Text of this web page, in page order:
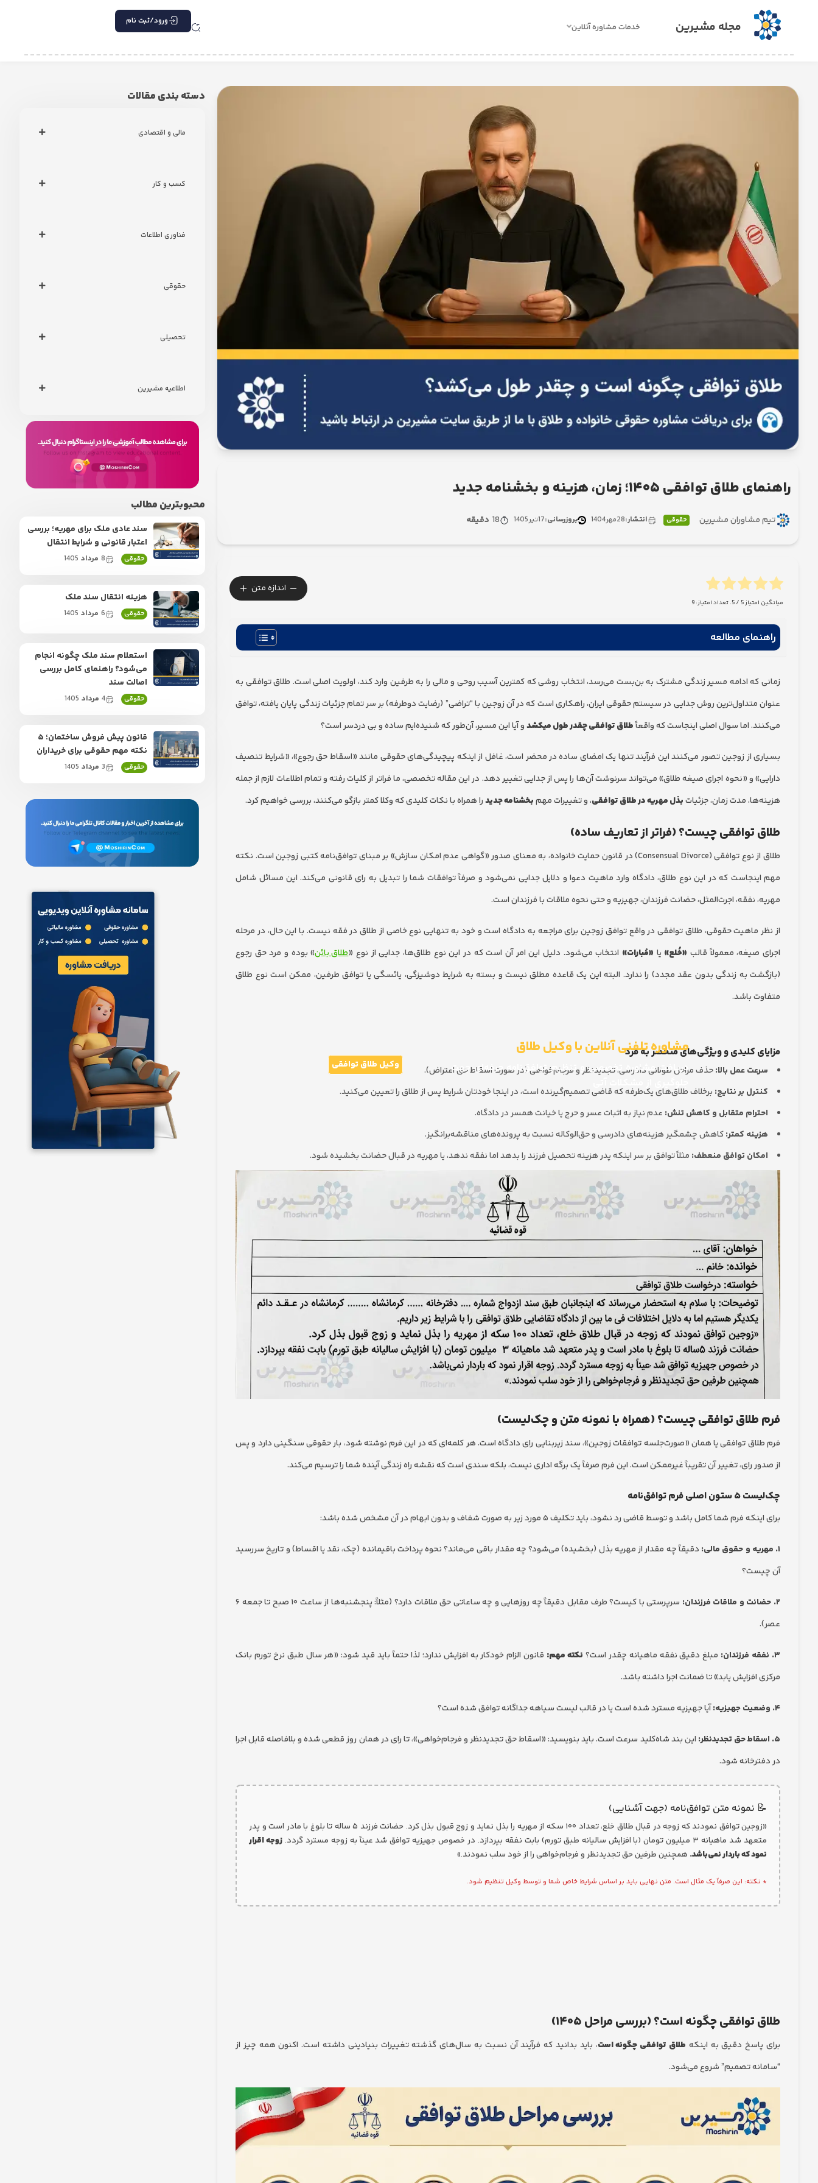
مجله مشیرین خدمات مشاوره آنلاین
آنلاین
ورود/ثبت نام
راهنمای طلاق توافقی ۱۴۰۵؛ زمان، هزینه و بخشنامه جدید
تیم مشاوران مشیرین حقوقی انتشار:28مهر1404 بروزرسانی:17تیر1405
18 دقیقه
- اندازه متن +
میانگین امتیاز5 / 5. تعداد امتیاز: 9
راهنمای مطالعه
زمانی که ادامه مسیر زندگی مشترک به بن‌بست می‌رسد، انتخاب روشی که کمترین آسیب روحی و مالی را به طرفین وارد کند، اولویت اصلی است. طلاق توافقی به
عنوان متداول‌ترین روش جدایی در سیستم حقوقی ایران، راهکاری است که در آن زوجین با “تراضی” (رضایت دوطرفه) بر سر تمام جزئیات زندگی پایان یافته، توافق
می‌کنند. اما سوال اصلی اینجاست که واقعاًطلاق توافقی چقدر طول میکشدو آیا این مسیر، آن‌طور که شنیده‌ایم ساده و بی دردسر است؟
بسیاری از زوجین تصور می‌کنند این فرآیند تنها یک امضای ساده در محضر است، غافل از اینکه پیچیدگی‌های حقوقی مانند «اسقاط حق رجوع»، «شرایط تنصیف
دارایی» و «نحوه اجرای صیغه طلاق» می‌تواند سرنوشت آن‌ها را پس از جدایی تغییر دهد. در این مقاله تخصصی، ما فراتر از کلیات رفته و تمام اطلاعات لازم از جمله
هزینه‌ها، مدت زمان، جزئیاتبذل مهریه در طلاق توافقی، و تغییرات مهمبخشنامه جدیدرا همراه با نکات کلیدی که وکلا کمتر بازگو می‌کنند، بررسی خواهیم کرد.
طلاق توافقی چیست؟ (فراتر از تعاریف ساده)
طلاق از نوع توافقی (Consensual Divorce) در قانون حمایت خانواده، به معنای صدور «گواهی عدم امکان سازش» بر مبنای توافق‌نامه کتبی زوجین است. نکته
مهم اینجاست که در این نوع طلاق، دادگاه وارد ماهیت دعوا و دلایل جدایی نمی‌شود و صرفاً توافقات شما را تبدیل به رای قانونی می‌کند. این مسائل شامل
مهریه، نفقه، اجرت‌المثل، حضانت فرزندان، جهیزیه و حتی نحوه ملاقات با فرزندان است.
از نظر ماهیت حقوقی، طلاق توافقی در واقع توافق زوجین برای مراجعه به دادگاه است و خود به تنهایی نوع خاصی از طلاق در فقه نیست. با این حال، در مرحله
اجرای صیغه، معمولاً قالب «خُلع» یا «مُبارات» انتخاب می‌شود. دلیل این امر آن است که در این نوع طلاق‌ها، جدایی از نوع «طلاق بائن» بوده و مرد حق رجوع
(بازگشت به زندگی بدون عقد مجدد) را ندارد. البته این یک قاعده مطلق نیست و بسته به شرایط دوشیزگی، یائسگی یا توافق طرفین، ممکن است نوع طلاق
متفاوت باشد.
وکیل طلاق توافقی
مشاوره تلفنی آنلاین با وکیل طلاق
دریافت مشاوره تخصصی و تنظیم توافق‌نامه حرفه‌ای جهت
مزایای کلیدی و ویژگی‌های منحصر به فرد
سرعت عمل بالا:حذف مراحل طولانی دادرسی، تجدیدنظر و فرجام‌خواهی (در صورت اسقاط حق اعتراض).
کنترل بر نتایج: برخلاف طلاق‌های یک‌طرفه که قاضی تصمیم‌گیرنده است، در اینجا خودتان شرایط پس از طلاق را تعیین می‌کنید.
احترام متقابل و کاهش تنش: عدم نیاز به اثبات عسر و حرج یا خیانت همسر در دادگاه.
هزینه کمتر:کاهش چشمگیر هزینه‌های دادرسی و حق‌الوکاله نسبت به پرونده‌های مناقشه‌برانگیز.
امکان توافق منعطف: مثلاً توافق بر سر اینکه پدر هزینه تحصیل فرزند را بدهد اما نفقه ندهد، یا مهریه در قبال حضانت بخشیده شود.
فرم طلاق توافقی چیست؟ (همراه با نمونه متن و چک‌لیست)
فرم طلاق توافقی یا همان «صورت‌جلسه توافقات زوجین»، سند زیربنایی رای دادگاه است. هر کلمه‌ای که در این فرم نوشته شود، بار حقوقی سنگینی دارد و پس
از صدور رای، تغییر آن تقریباً غیرممکن است. این فرم صرفاً یک برگه اداری نیست، بلکه سندی است که نقشه راه زندگی آینده شما را ترسیم می‌کند.
چک‌لیست ۵ ستون اصلی فرم توافق‌نامه
برای اینکه فرم شما کامل باشد و توسط قاضی رد نشود، باید تکلیف ۵ مورد زیر به صورت شفاف و بدون ابهام در آن مشخص شده باشد:
۱. مهریه و حقوق مالی:
دقیقاً چه مقدار از مهریه بذل (بخشیده) می‌شود؟ چه مقدار باقی می‌ماند؟ نحوه پرداخت باقیمانده (چک، نقد یا اقساط) و تاریخ سررسید
آن چیست؟
۲. حضانت و ملاقات فرزندان:
سرپرستی با کیست؟ طرف مقابل دقیقاً چه روزهایی و چه ساعاتی حق ملاقات دارد؟ (مثلاً: پنجشنبه‌ها از ساعت ۱۰ صبح تا جمعه ۶
عصر).
۳. نفقه فرزندان: مبلغ دقیق نفقه ماهیانه چقدر است؟ نکته مهم: قانون الزام خودکار به افزایش ندارد؛ لذا حتماً باید قید شود: «هر سال طبق نرخ تورم بانک
مرکزی افزایش یابد» تا ضمانت اجرا داشته باشد.
۴. وضعیت جهیزیه: آیا جهیزیه مسترد شده است یا در قالب لیست سیاهه جداگانه توافق شده است؟
۵. اسقاط حق تجدیدنظر:
این بند شاه‌کلید سرعت است. باید بنویسید: «اسقاط حق تجدیدنظر و فرجام‌خواهی»، تا رای در همان روز قطعی شده و بلافاصله قابل اجرا
در دفترخانه شود.
📝 نمونه متن توافق‌نامه (جهت آشنایی)
«زوجین توافق نمودند که زوجه در قبال طلاق خلع، تعداد ۱۰۰ سکه از مهریه را بذل نماید و زوج قبول بذل کرد. حضانت فرزند ۵ ساله تا بلوغ با مادر است و پدر
متعهد شد ماهیانه ۳ میلیون تومان (با افزایش سالیانه طبق تورم) بابت نفقه بپردازد. در خصوص جهیزیه توافق شد عیناً به زوجه مسترد گردد.
زوجه اقرار
نمود که باردار نمی‌باشد. همچنین طرفین حق تجدیدنظر و فرجام‌خواهی را از خود سلب نمودند.»
* نکته: این صرفاً یک مثال است. متن نهایی باید بر اساس شرایط خاص شما و توسط وکیل تنظیم شود.
طلاق توافقی چگونه است؟ (بررسی مراحل ۱۴۰۵)
برای پاسخ دقیق به اینکه طلاق توافقی چگونه است، باید بدانید که فرآیند آن نسبت به سال‌های گذشته تغییرات بنیادینی داشته است. اکنون همه چیز از
“سامانه تصمیم” شروع می‌شود.
دسته بندی مقالات
مالی و اقتصادی
کسب و کار
فناوری اطلاعات
حقوقی
تحصیلی
اطلاعیه مشیرین
محبوبترین مطالب
سند عادی ملک برای مهریه؛ بررسی
اعتبار قانونی و شرایط انتقال
حقوقی 8 مرداد 1405
هزینه انتقال سند ملک
حقوقی 6 مرداد 1405
استعلام سند ملک چگونه انجام
می‌شود؟ راهنمای کامل بررسی
اصالت سند
حقوقی 4 مرداد 1405
قانون پیش فروش ساختمان؛ ۵
نکته مهم حقوقی برای خریداران
حقوقی 3 مرداد 1405